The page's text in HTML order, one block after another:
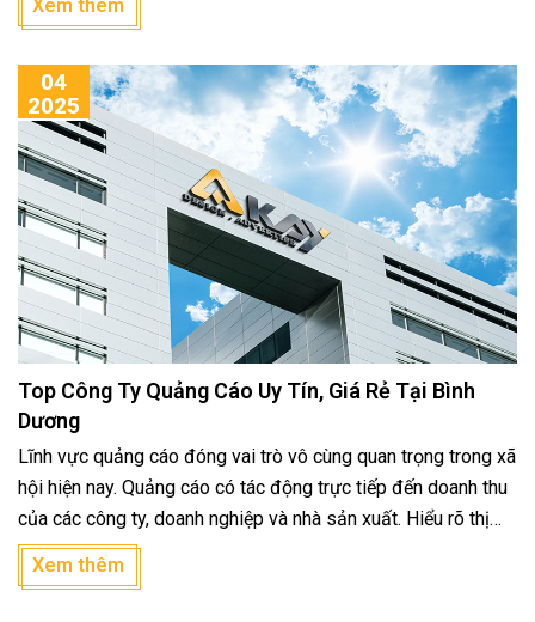
Xem thêm
Top Công Ty Quảng Cáo Uy Tín, Giá Rẻ Tại Bình
Dương
Lĩnh vực quảng cáo đóng vai trò vô cùng quan trọng trong xã
hội hiện nay. Quảng cáo có tác động trực tiếp đến doanh thu
của các công ty, doanh nghiệp và nhà sản xuất. Hiểu rõ thị
trường hiện nay, nhiều công ty quảng cáo đã được mở ra để
đáp ứng nhu cầu của khách hàng. Bạn đang tìm kiếm một
Xem thêm
04
2025